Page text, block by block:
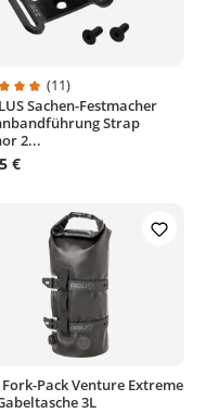
5 SternenBewertung
(11)
Sachen-Festmacher
Strap
2...
€
Fork-Pack Venture Extreme
3L